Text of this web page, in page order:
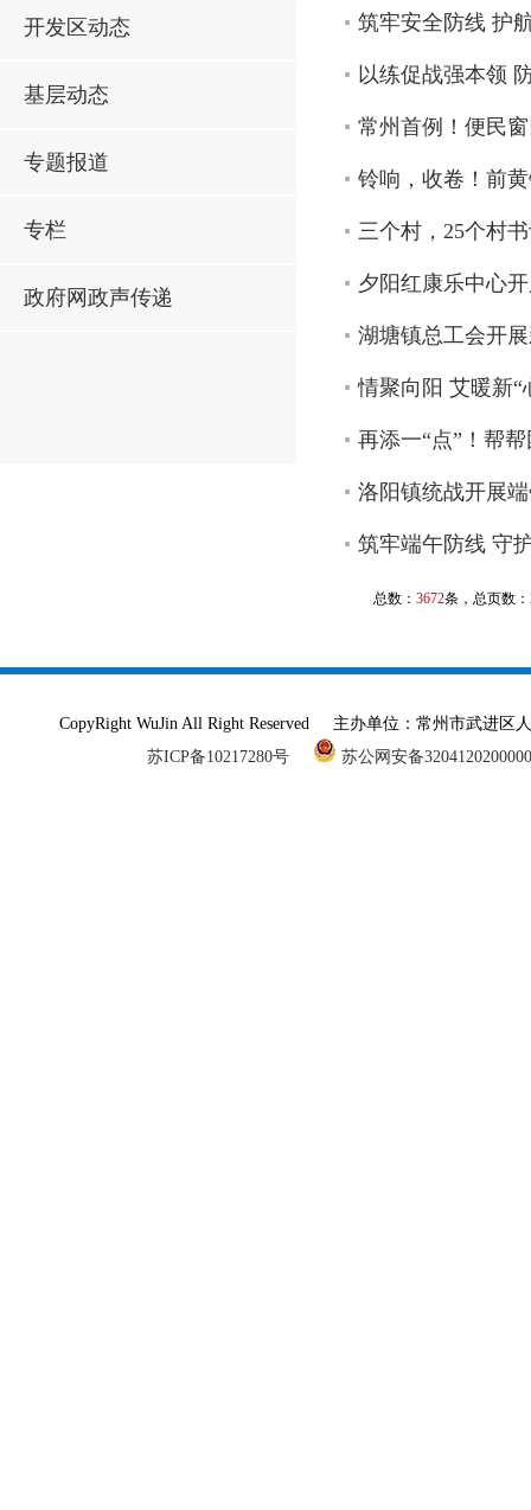
开发区动态
基层动态
专题报道
专栏
政府网政声传递
筑牢安全防线 护
以练促战强本领
常州首例！便民
铃响，收卷！前
三个村，25个村
夕阳红康乐中心
湖塘镇总工会开
情聚向阳 艾暖新
再添一“点”！帮
洛阳镇统战开展
筑牢端午防线 守
总数： 3672条，总页数：
CopyRight WuJin All Right Reserved 主办单位：常州市武进
苏ICP备10217280号
苏公网安备